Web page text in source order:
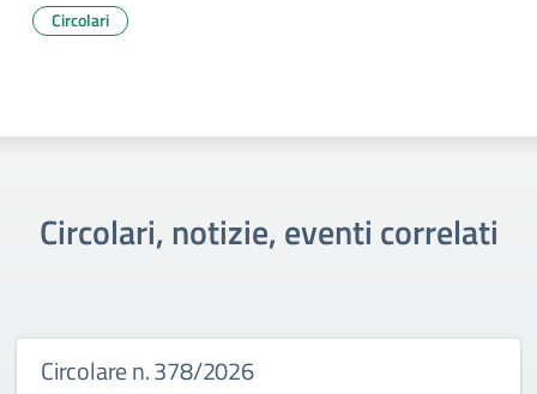
Circolari
Circolari, notizie, eventi correlati
Circolare n. 378/2026